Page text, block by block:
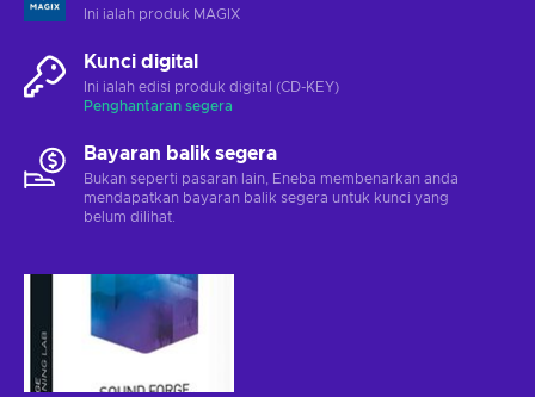
Ini ialah produk MAGIX
Kunci digital
Ini ialah edisi produk digital (CD-KEY)
Penghantaran segera
Bayaran balik segera
Bukan seperti pasaran lain, Eneba membenarkan anda
mendapatkan bayaran balik segera untuk kunci yang
belum dilihat.